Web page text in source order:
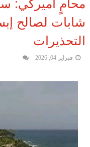
محامٍ أميركي:
شابات لصالح
التحذيرات
فبراير 04, 2026